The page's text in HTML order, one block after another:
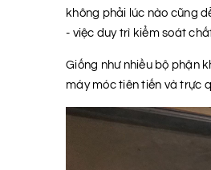
không phải lúc nào cũng
- việc duy trì kiểm soát
Giống như nhiều bộ phận
máy móc tiên tiến và trực